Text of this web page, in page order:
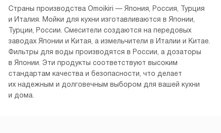
Страны производства Omoikiri — Япония, Россия, Турция
и Италия. Мойки для кухни изготавливаются в Японии,
Турции, России. Смесители создаются на передовых
заводах Японии и Китая, а измельчители в Италии и Китае.
Фильтры для воды производятся в России, а дозаторы
в Японии. Эти продукты соответствуют высоким
стандартам качества и безопасности, что делает
их надежным и долговечным выбором для вашей кухни
и дома.